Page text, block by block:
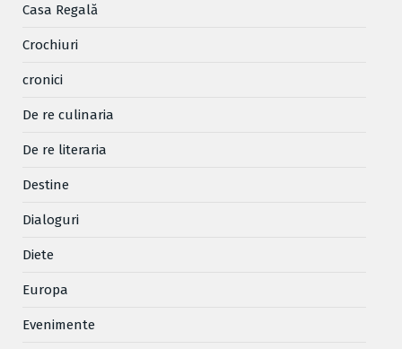
Casa Regală
Crochiuri
cronici
De re culinaria
De re literaria
Destine
Dialoguri
Diete
Europa
Evenimente